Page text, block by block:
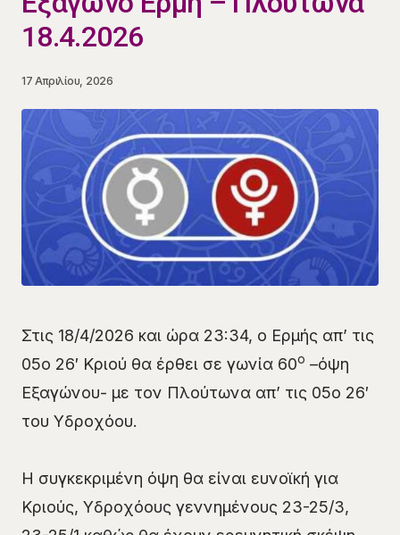
18.4.2026
17 Απριλίου, 2026
Στις 18/4/2026 και ώρα 23:34, ο Ερμής απ’ τις
05o 26′ Κριού θα έρθει σε γωνία 60ο –όψη
Εξαγώνου- με τον Πλούτωνα απ’ τις 05ο 26′
του Υδροχόου.
Η συγκεκριμένη όψη θα είναι ευνοϊκή για
Κριούς, Υδροχόους γεννημένους 23-25/3,